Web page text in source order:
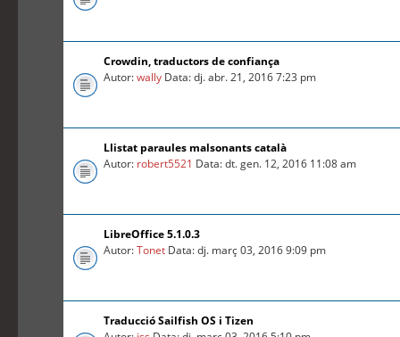
Crowdin, traductors de confiança
Autor:wally Data: dj. abr. 21, 2016 7:23 pm
Llistat paraules malsonants català
Autor: robert5521 Data: dt. gen. 12, 2016 11:08 am
LibreOffice 5.1.0.3
Autor:Tonet Data: dj. març 03, 2016 9:09 pm
Traducció Sailfish OS i Tizen